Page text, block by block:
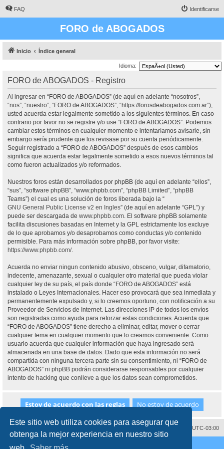
Este sitio web utiliza cookies para asegurar que
obtenga la mejor experiencia en nuestro sitio
FAQ Identificarse
FORO de ABOGADOS
Inicio Índice general
Idioma:
FORO de ABOGADOS - Registro
Al ingresar en “FORO de ABOGADOS” (de aquí en adelante “nosotros”,
“nos”, “nuestro”, “FORO de ABOGADOS”, “https://forosdeabogados.com.ar”),
usted acuerda estar legalmente sometido a los siguientes términos. En caso
contrario por favor no se registre y/o use “FORO de ABOGADOS”. Podemos
cambiar estos términos en cualquier momento e intentaríamos avisarle, sin
embargo sería prudente que los revisase por su cuenta periódicamente.
Seguir registrado a “FORO de ABOGADOS” después de esos cambios
significa que acuerda estar legalmente sometido a esos nuevos términos tal
como fueron actualizados y/o reformados.
Nuestros foros están desarrollados por phpBB (de aquí en adelante “ellos”,
“sus”, “software phpBB”, “www.phpbb.com”, “phpBB Limited”, “phpBB
Teams”) el cual es una solución de foros liberada bajo la “
GNU General Public License v2 en Ingles” (de aquí en adelante “GPL”) y
puede ser descargada de www.phpbb.com. El software phpBB solamente
facilita discusiones basadas en Internet y la GPL estrictamente los excluye
de lo que aprobamos y/o desaprobamos como conductas y/o contenido
permisible. Para más información sobre phpBB, por favor visite:
https://www.phpbb.com/.
Acuerda no enviar ningun contenido abusivo, obsceno, vulgar, difamatorio,
indecente, amenazante, sexual o cualquier otro material que pueda violar
cualquier ley de su país, el país donde “FORO de ABOGADOS” está
instalado o Leyes Internacionales. Hacer eso provocará que sea inmediata y
permanentemente expulsado y, si lo creemos oportuno, con notificación a su
Proveedor de Servicios de Internet. Las direcciones IP de todos los envíos
son registradas como ayuda para reforzar estas condiciones. Acuerda que
“FORO de ABOGADOS” tiene derecho a eliminar, editar, mover o cerrar
cualquier tema en cualquier momento que lo creamos conveniente. Como
usuario acuerda que cualquier información que haya ingresado será
almacenada en una base de datos. Dado que esta información no será
compartida con ninguna tercera parte sin su consentimiento, ni “FORO de
ABOGADOS” ni phpBB podrán considerarse responsables por cualquier
intento de hacking que conlleve a que los datos sean comprometidos.
Todos los horarios son UTC-03:00
Borrar cookies
Desarrollado por ® Forum Software © phpBB Limited